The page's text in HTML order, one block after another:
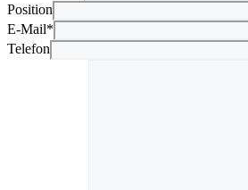
Position
E-Mail*
Telefon